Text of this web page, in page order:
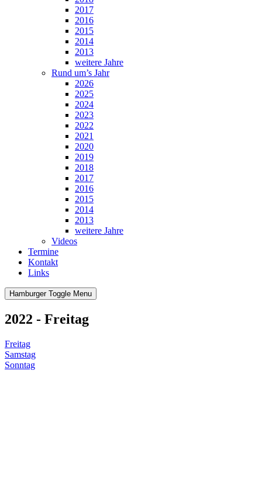
2017
2016
2015
2014
2013
weitere Jahre
Rund um’s Jahr
2026
2025
2024
2023
2022
2021
2020
2019
2018
2017
2016
2015
2014
2013
weitere Jahre
Videos
Termine
Kontakt
Links
Hamburger Toggle Menu
2022 - Freitag
Freitag
Samstag
Sonntag